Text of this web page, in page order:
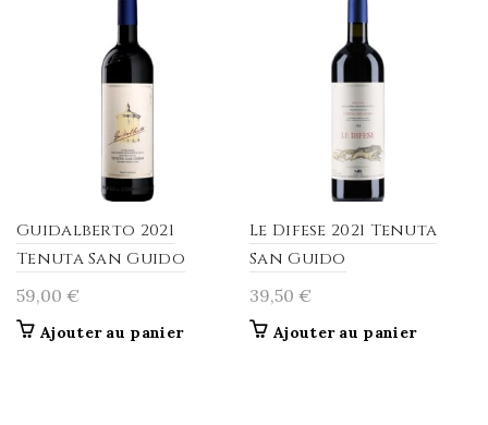
Guidalberto 2021
Tenuta San Guido
59,00 €
Ajouter au panier
Le Difese 2021 Tenuta
San Guido
39,50 €
Ajouter au panier